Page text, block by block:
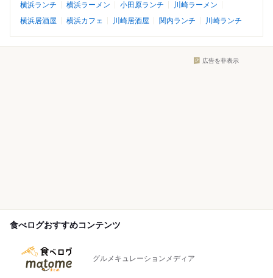
横浜ランチ
横浜ラーメン 小田原ランチ
川崎ラーメン
横浜居酒屋
横浜カフェ 川崎居酒屋 関内ランチ 川崎ランチ
広告を非表示
食べログおすすめコンテンツ
グルメキュレーションメディア